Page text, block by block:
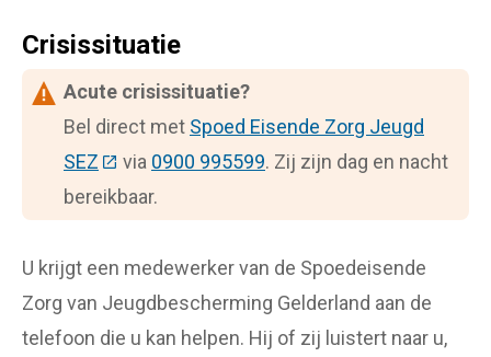
Crisissituatie
Acute crisissituatie?
Bel direct met Spoed Eisende Zorg Jeugd
SEZ (Deze link gaat naar een externe website)
via 0900 995599. Zij zijn dag en nacht
bereikbaar.
U krijgt een medewerker van de Spoedeisende
Zorg van Jeugdbescherming Gelderland aan de
telefoon die u kan helpen. Hij of zij luistert naar u,